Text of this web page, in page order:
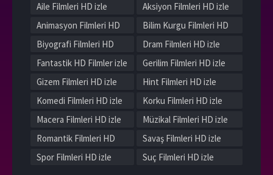
Aile Filmleri HD izle
Aksiyon Filmleri HD izle
Animasyon Filmleri HD
izle
Bilim Kurgu Filmleri HD
izle
Biyografi Filmleri HD
izle
Dram Filmleri HD izle
Fantastik HD Filmler izle
Gerilim Filmleri HD izle
Gizem Filmleri HD izle
Hint Filmleri HD izle
Komedi Filmleri HD izle
Korku Filmleri HD izle
Macera Filmleri HD izle
Müzikal Filmleri HD izle
Romantik Filmleri HD
izle
Savaş Filmleri HD izle
Spor Filmleri HD izle
Suç Filmleri HD izle